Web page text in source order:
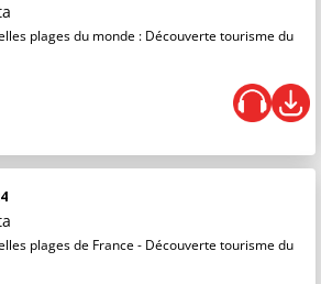
plages du monde : Découverte tourisme du
plages de France - Découverte tourisme du